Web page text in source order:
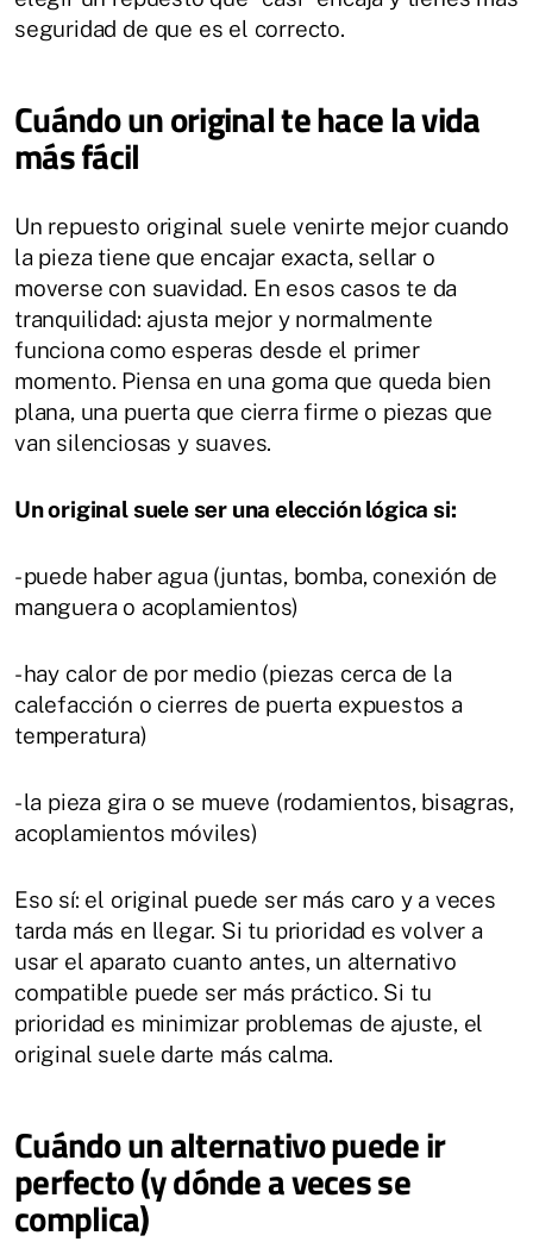
seguridad de que es el correcto.
Cuándo un original te hace la vida
más fácil
Un repuesto original suele venirte mejor cuando
la pieza tiene que encajar exacta, sellar o
moverse con suavidad. En esos casos te da
tranquilidad: ajusta mejor y normalmente
funciona como esperas desde el primer
momento. Piensa en una goma que queda bien
plana, una puerta que cierra firme o piezas que
van silenciosas y suaves.
Un original suele ser una elección lógica si:
- puede haber agua (juntas, bomba, conexión de
manguera o acoplamientos)
- hay calor de por medio (piezas cerca de la
calefacción o cierres de puerta expuestos a
temperatura)
- la pieza gira o se mueve (rodamientos, bisagras,
acoplamientos móviles)
Eso sí: el original puede ser más caro y a veces
tarda más en llegar. Si tu prioridad es volver a
usar el aparato cuanto antes, un alternativo
compatible puede ser más práctico. Si tu
prioridad es minimizar problemas de ajuste, el
original suele darte más calma.
Cuándo un alternativo puede ir
perfecto (y dónde a veces se
complica)